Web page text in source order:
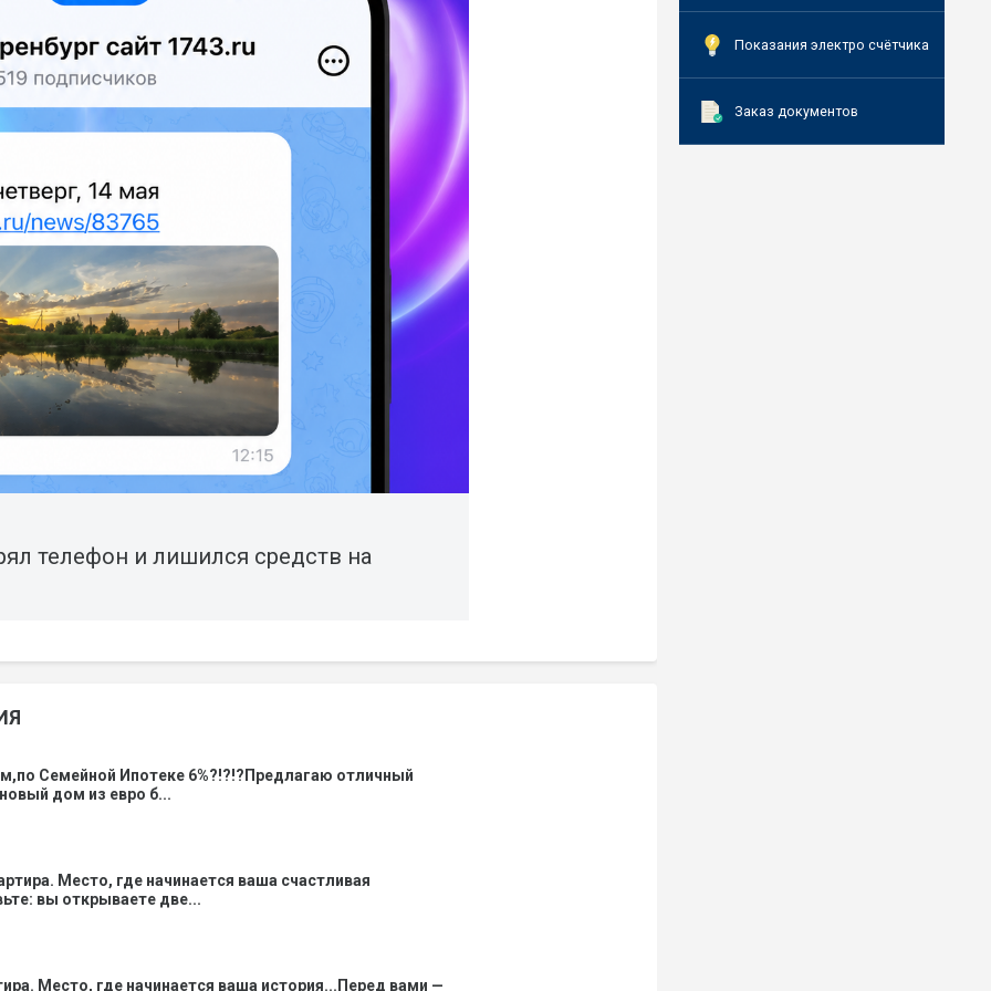
телефон и лишился средств на
Семейной Ипотеке 6%?!?!?Предлагаю отличный
дом из евро б...
Место, где начинается ваша счастливая
вы открываете две...
Место, где начинается ваша история...Перед вами —
Показания электро счётчика
Заказ документов